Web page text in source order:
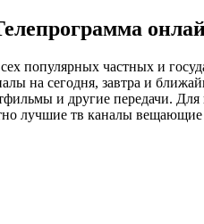
популярных частных и
на сегодня, завтра и
и другие передачи.
лучшие тв каналы вещающие